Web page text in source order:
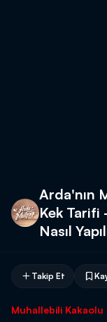
Arda'nın
Kek Tarifi
Nasıl
Takip Et
Muhallebili Kakaolu